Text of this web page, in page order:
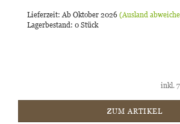
Lieferzeit: Ab Oktober 2026 (Ausland
Lagerbestand: 0 Stück
inkl.
ZUM ARTIKEL